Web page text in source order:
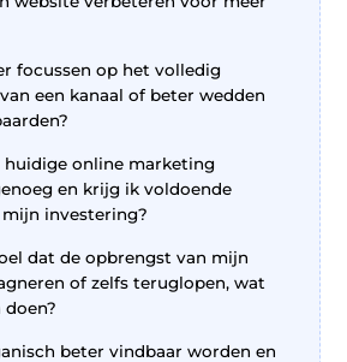
focussen op het volledig
een kanaal of beter wedden
online marketing
en krijg ik voldoende
investering?
dat de opbrengst van mijn
of zelfs teruglopen, wat
doen?
beter vindbaar worden en